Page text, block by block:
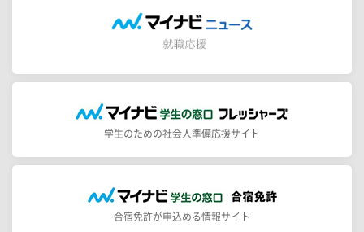
学生のための社会人準備応援サイト
合宿免許が申込める情報サイト